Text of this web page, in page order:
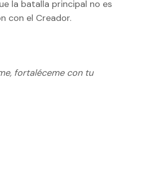
la batalla principal no es
con el Creador.
fortaléceme con tu